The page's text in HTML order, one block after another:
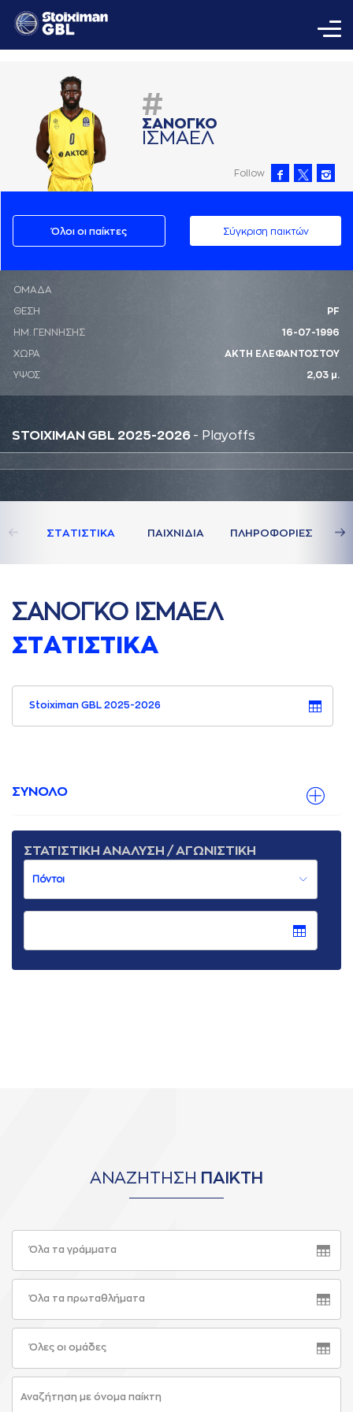
#
ΣAΝΟΓΚΟ
ΙΣΜAΕΛ
Follow
Όλοι οι παίκτες Σύγκριση παικτών
ΟΜΑΔΑ
ΘΕΣΗ PF
ΗΜ. ΓΕΝΝΗΣΗΣ 16-07-1996
ΧΩΡΑ ΑΚΤΗ ΕΛΕΦΑΝΤΟΣΤΟΥ
ΥΨΟΣ 2,03 μ.
STOIXIMAN GBL 2025-2026 - Playoffs
ΣΤAΤΙΣΤΙΚA ΠAΙΧΝΙΔΙA ΠΛΗΡΟΦΟΡΙΕΣ
ΣAΝΟΓΚΟ ΙΣΜAΕΛ
ΣΤAΤΙΣΤΙΚA
Stoiximan GBL 2025-2026
ΣΥΝΟΛΟ
ΣΤΑΤΙΣΤΙΚΗ ΑΝΑΛΥΣΗ / ΑΓΩΝΙΣΤΙΚΗ
ΑΝΑΖΗΤΗΣΗ ΠΑΙΚΤΗ
Όλα τα γράμματα
Όλα τα πρωταθλήματα
Όλες οι ομάδες